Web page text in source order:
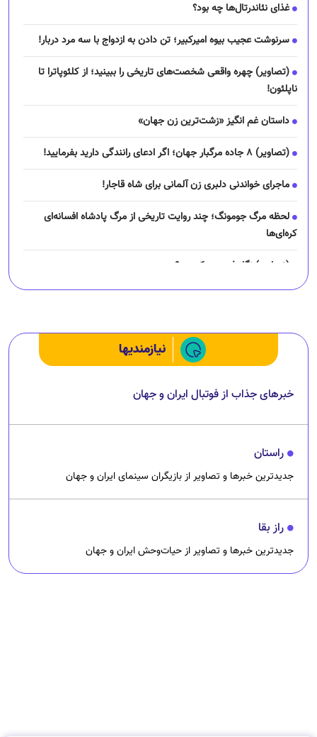
غذای نئاندرتال‌ها چه بود؟
سرنوشت عجیب بیوه امیرکبیر؛ تن دادن به ازدواج با سه مرد دربار!
(تصاویر) چهره واقعی شخصت‌های تاریخی را ببینید؛ از کلئوپاترا تا
ناپلئون!
داستان غم انگیز «زشت‌ترین زن جهان»
(تصاویر) ۸ جاده مرگبار جهان؛ اگر ادعای رانندگی دارید بفرمایید!
ماجرای خواندنی دلبری زن آلمانی برای شاه قاجار!
لحظه مرگ جومونگ؛ چند روایت تاریخی از مرگ پادشاه افسانه‌ای
کره‌ای‌ها
(تصاویر) نگار فرهمند کیست؟
نیازمندیها
خبرهای جذاب از فوتبال ایران و جهان
راستان
جدیدترین خبرها و تصاویر از بازیگران سینمای ایران و جهان
راز بقا
جدیدترین خبرها و تصاویر از حیات‌وحش ایران و جهان